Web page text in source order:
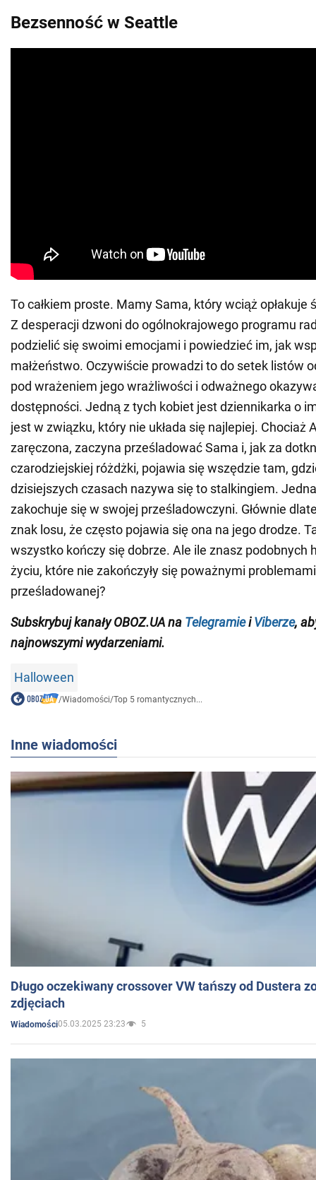
Bezsenność w Seattle
To całkiem proste. Mamy Sama, który wciąż opłakuje
Z desperacji dzwoni do ogólnokrajowego programu
podzielić się swoimi emocjami i powiedzieć im, jak
małżeństwo. Oczywiście prowadzi to do setek listów
pod wrażeniem jego wrażliwości i odważnego
dostępności. Jedną z tych kobiet jest dziennikarka o
jest w związku, który nie układa się najlepiej. Chociaż
zaręczona, zaczyna prześladować Sama i, jak za
czarodziejskiej różdżki, pojawia się wszędzie tam,
dzisiejszych czasach nazywa się to stalkingiem.
zakochuje się w swojej prześladowczyni. Głównie
znak losu, że często pojawia się ona na jego drodze.
wszystko kończy się dobrze. Ale ile znasz podobnych
życiu, które nie zakończyły się poważnymi
prześladowanej?
Subskrybuj kanały OBOZ.UA na TelegramieiViberze,
najnowszymi wydarzeniami.
Halloween
/Wiadomości/Top 5 romantycznych...
Inne wiadomości
Długo oczekiwany crossover VW tańszy od Dustera
zdjęciach
Wiadomości05.03.2025 23:23 5